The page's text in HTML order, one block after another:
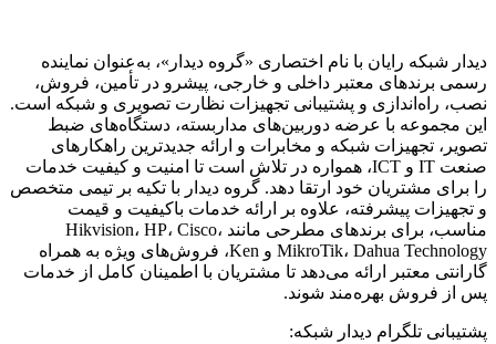
دیدار شبکه رایان با نام اختصاری «گروه دیدار»، به‌عنوان نماینده
رسمی برندهای معتبر داخلی و خارجی، پیشرو در تأمین، فروش،
نصب، راه‌اندازی و پشتیبانی تجهیزات نظارت تصویری و شبکه است.
این مجموعه با عرضه دوربین‌های مداربسته، دستگاه‌های ضبط
تصویر، تجهیزات شبکه و مخابرات و ارائه جدیدترین راهکارهای
صنعت IT و ICT، همواره در تلاش است تا امنیت و کیفیت خدمات
را برای مشتریان خود ارتقا دهد. گروه دیدار با تکیه بر تیمی متخصص
و تجهیزات پیشرفته، علاوه بر ارائه خدمات باکیفیت و قیمت
مناسب، برای برندهای مطرحی مانند Hikvision، HP، Cisco،
MikroTik، Dahua Technology و Ken، فروش‌های ویژه به همراه
گارانتی معتبر ارائه می‌دهد تا مشتریان با اطمینان کامل از خدمات
پس از فروش بهره‌مند شوند.
پشتیبانی تلگرام دیدار شبکه: